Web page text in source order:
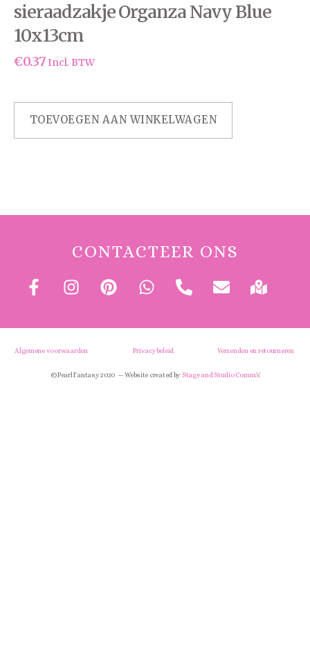
sieraadzakje Organza Navy Blue
10x13cm
€0.37 Incl. BTW
TOEVOEGEN AAN WINKELWAGEN
CONTACTEER ONS
Algemene voorwaarden Privacybeleid Verzenden en retourneren
© Pearl Fantasy 2020 — Website created by Stage and Studio Comm.V.